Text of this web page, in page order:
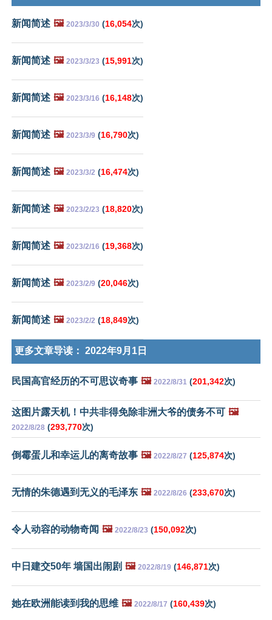
新闻简述 🖼️ 2023/3/30 (16,054次)
新闻简述 🖼️ 2023/3/23 (15,991次)
新闻简述 🖼️ 2023/3/16 (16,148次)
新闻简述 🖼️ 2023/3/9 (16,790次)
新闻简述 🖼️ 2023/3/2 (16,474次)
新闻简述 🖼️ 2023/2/23 (18,820次)
新闻简述 🖼️ 2023/2/16 (19,368次)
新闻简述 🖼️ 2023/2/9 (20,046次)
新闻简述 🖼️ 2023/2/2 (18,849次)
更多文章导读： 2022年9月1日
民国高官经历的不可思议奇事 🖼️ 2022/8/31 (201,342次)
这图片露天机！中共非得免除非洲大爷的债务不可 🖼️
2022/8/28 (293,770次)
倒霉蛋儿和幸运儿的离奇故事 🖼️ 2022/8/27 (125,874次)
无情的朱德遇到无义的毛泽东 🖼️ 2022/8/26 (233,670次)
令人动容的动物奇闻 🖼️ 2022/8/23 (150,092次)
中日建交50年 墙国出闹剧 🖼️ 2022/8/19 (146,871次)
她在欧洲能读到我的思维 🖼️ 2022/8/17 (160,439次)